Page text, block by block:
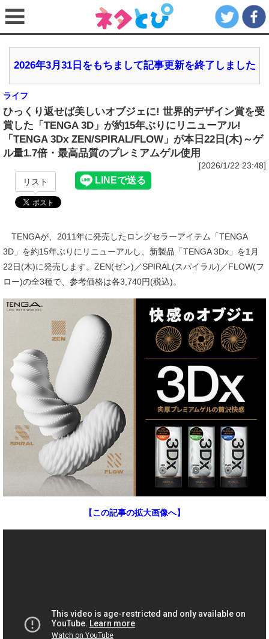
2026年3月31日をもちまして記事更新を終了しました
ライフ
ひっくり返せば美しいオブジェに! 世界的デザイン賞を受
賞した「TENGA 3D」が約15年ぶりにリニューアル!
「TENGA 3Dx ZEN/SPIRAL/FLOW」が本日22日(木)～ゲ
ル量1.7倍・最高品質のプレミアムゲル使用
[2026/1/22 23:48]
リスト
TENGAが、2011年に発売したロングセラーアイテム「TENGA
3D」を約15年ぶりにリニューアルし、新製品「TENGA 3Dx」を1月
22日(木)に発売します。ZEN(ゼン)／SPIRAL(スパイラル)／FLOW(フ
ロー)の全3種で、参考価格は各3,740円(税込)。
【この記事の拡大画像へ】